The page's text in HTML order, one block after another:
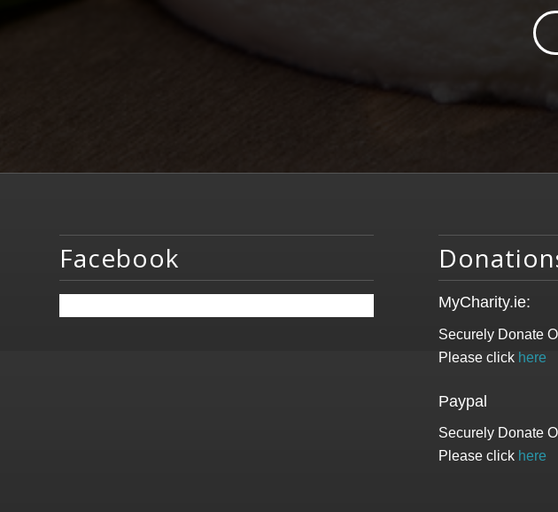
Facebook
MyCharity.ie:
Securely Donate
Please click here
Paypal
Securely Donate
Please click here